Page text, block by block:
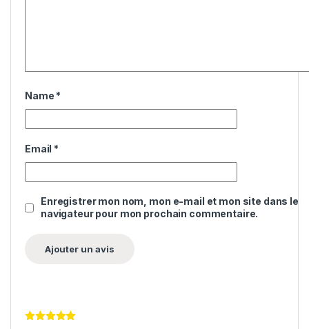
Name *
Email *
Enregistrer mon nom, mon e-mail et mon site dans le
navigateur pour mon prochain commentaire.